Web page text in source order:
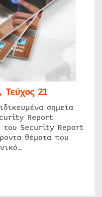
21
σημεία
Report
του Security Report
θέματα που